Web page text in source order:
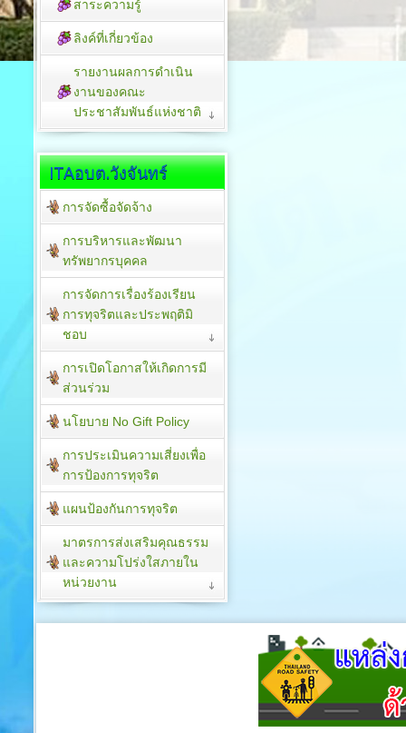
สาระความรู้
ลิงค์ที่เกี่ยวข้อง
รายงานผลการดำเนิน
งานของคณะ
ประชาสัมพันธ์แห่งชาติ
ITAอบต.วังจันทร์
การจัดซื้อจัดจ้าง
การบริหารและพัฒนา
ทรัพยากรบุคคล
การจัดการเรื่องร้องเรียน
การทุจริตและประพฤติมิ
ชอบ
การเปิดโอกาสให้เกิดการมี
ส่วนร่วม
นโยบาย No Gift Policy
การประเมินความเสี่ยงเพื่อ
การป้องการทุจริต
แผนป้องกันการทุจริต
มาตรการส่งเสริมคุณธรรม
และความโปร่งใสภายใน
หน่วยงาน